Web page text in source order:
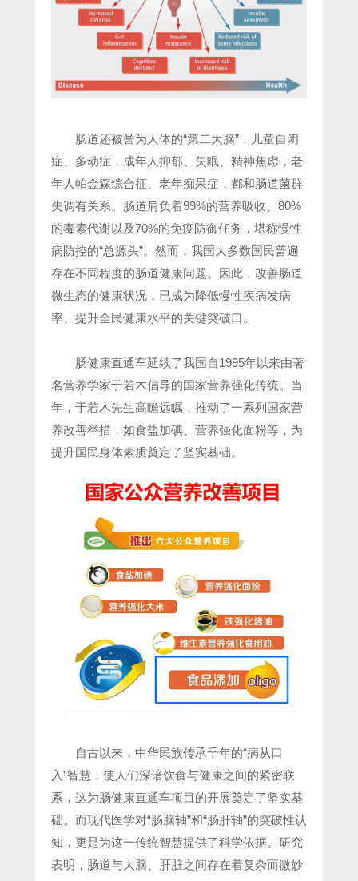
肠道还被誉为人体的“第二大脑”，儿童自闭
症、多动症，成年人抑郁、失眠、精神焦虑，老
年人帕金森综合征、老年痴呆症，都和肠道菌群
失调有关系。肠道肩负着99%的营养吸收、80%
的毒素代谢以及70%的免疫防御任务，堪称慢性
病防控的“总源头”。然而，我国大多数国民普遍
存在不同程度的肠道健康问题。因此，改善肠道
微生态的健康状况，已成为降低慢性疾病发病
率、提升全民健康水平的关键突破口。
肠健康直通车延续了我国自1995年以来由著
名营养学家于若木倡导的国家营养强化传统。当
年，于若木先生高瞻远瞩，推动了一系列国家营
养改善举措，如食盐加碘、营养强化面粉等，为
提升国民身体素质奠定了坚实基础。
自古以来，中华民族传承千年的“病从口
入”智慧，使人们深谙饮食与健康之间的紧密联
系，这为肠健康直通车项目的开展奠定了坚实基
础。而现代医学对“肠脑轴”和“肠肝轴”的突破性认
知，更是为这一传统智慧提供了科学依据。研究
表明，肠道与大脑、肝脏之间存在着复杂而微妙